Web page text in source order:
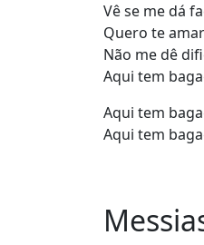
Vê se me dá
Quero te
Não me dê
Aqui tem
Aqui tem
Aqui tem